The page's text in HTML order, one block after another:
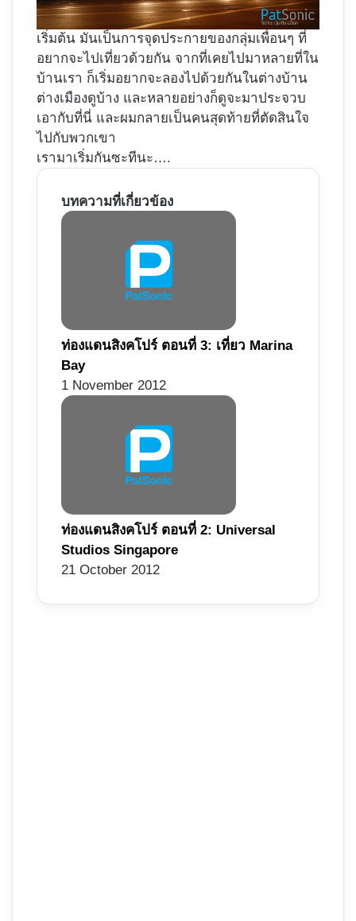
เริ่มต้น มันเป็นการจุดประกายของกลุ่มเพื่อนๆ ที่
อยากจะไปเที่ยวด้วยกัน จากที่เคยไปมาหลายที่ใน
บ้านเรา ก็เริ่มอยากจะลองไปด้วยกันในต่างบ้าน
ต่างเมืองดูบ้าง และหลายอย่างก็ดูจะมาประจวบ
เอากับที่นี่ และผมกลายเป็นคนสุดท้ายที่ตัดสินใจ
ไปกับพวกเขา
เรามาเริ่มกันซะทีนะ….
บทความที่เกี่ยวข้อง
ท่องแดนสิงคโปร์ ตอนที่ 3: เที่ยว Marina
Bay
1 November 2012
ท่องแดนสิงคโปร์ ตอนที่ 2: Universal
Studios Singapore
21 October 2012